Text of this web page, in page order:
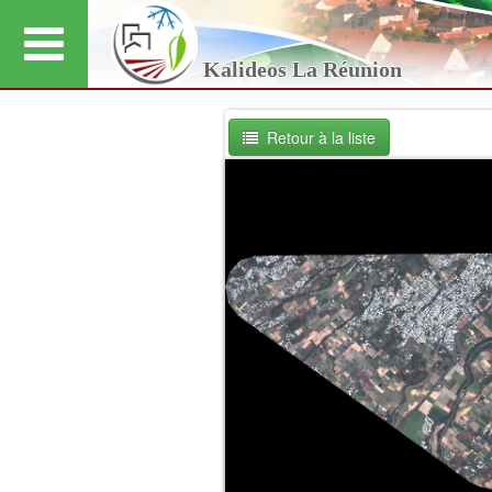
Kalideos La Réunion
Retour à la liste